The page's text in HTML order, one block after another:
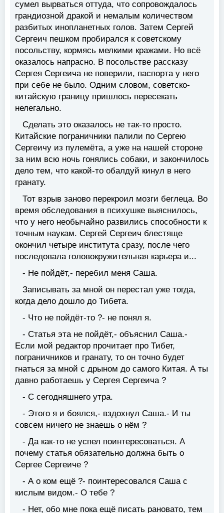
сумел вырваться оттуда, что сопровождалось
грандиозной дракой и немалым количеством
разбитых инопланетных голов. Затем Сергей
Сергеич пешком пробирался к советскому
посольству, кормясь мелкими кражами. Но всё
оказалось напрасно. В посольстве рассказу
Сергея Сергеича не поверили, паспорта у него
при себе не было. Одним словом, советско-
китайскую границу пришлось пересекать
нелегально.
Сделать это оказалось не так-то просто.
Китайские пограничники палили по Сергею
Сергеичу из пулемёта, а уже на нашей стороне
за ним всю ночь гонялись собаки, и закончилось
дело тем, что какой-то обалдуй кинул в него
гранату.
Тот взрыв заново перекроил мозги беглеца. Во
время обследования в психушке выяснилось,
что у него необычайно развились способности к
точным наукам. Сергей Сергеич блестяще
окончил четыре института сразу, после чего
последовала головокружительная карьера и...
- Не пойдёт,- перебил меня Саша.
Записывать за мной он перестал уже тогда,
когда дело дошло до Тибета.
- Что не пойдёт-то ?- не понял я.
- Статья эта не пойдёт,- объяснил Саша.-
Если мой редактор прочитает про Тибет,
пограничников и гранату, то он точно будет
гнаться за мной с дрыном до самого Китая. А ты
давно работаешь у Сергея Сергеича ?
- С сегодняшнего утра.
- Этого я и боялся,- вздохнул Саша.- И ты
совсем ничего не знаешь о нём ?
- Да как-то не успел поинтересоваться. А
почему статья обязательно должна быть о
Сергее Сергеиче ?
- А о ком ещё ?- поинтересовался Саша с
кислым видом.- О тебе ?
- Нет, обо мне пока ещё писать рановато, тем